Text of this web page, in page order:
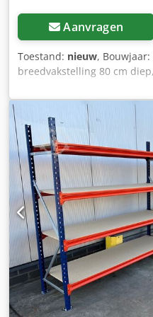
Aanvragen
Toestand: nieuw, Bouwjaar:
breedvakstelling 80 cm
magazijnstellingen,
legbordstellingen, opslag
Gegevens: - Hoogte: ca.
ca. 11,45 meter (lopende
bestaat uit: Chodjzrvu Eopfx
x 80 cm, gedemonteerd -
legbord ca. 184,5 x 79,5
lastverdelers - Incl.
WR20/80 -
verdeling van de last -
Spaanplaat, naturel -
verzinkt - Nieuwe
Andere hoeveelheden
staanders kan door ons
meerprijs van €6 (excl. btw)
MEERMAALS